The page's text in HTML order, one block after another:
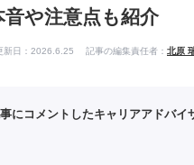
音や注意点も紹介
新日： 2026.6.25 記事の編集責任者： 北原
にコメントしたキャリアアドバイ